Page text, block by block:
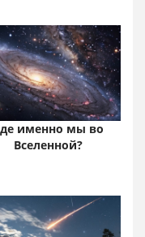
именно мы во
Вселенной?